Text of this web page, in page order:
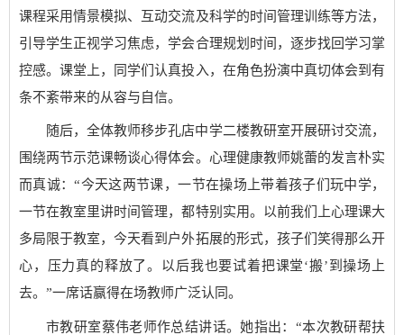
课程采用情景模拟、互动交流及科学的时间管理训练等方法，
引导学生正视学习焦虑，学会合理规划时间，逐步找回学习掌
控感。课堂上，同学们认真投入，在角色扮演中真切体会到有
条不紊带来的从容与自信。
随后，全体教师移步孔店中学二楼教研室开展研讨交流，
围绕两节示范课畅谈心得体会。心理健康教师姚蕾的发言朴实
而真诚：“今天这两节课，一节在操场上带着孩子们玩中学，
一节在教室里讲时间管理，都特别实用。以前我们上心理课大
多局限于教室，今天看到户外拓展的形式，孩子们笑得那么开
心，压力真的释放了。以后我也要试着把课堂‘搬’到操场上
去。”一席话赢得在场教师广泛认同。
市教研室蔡伟老师作总结讲话。她指出：“本次教研帮扶